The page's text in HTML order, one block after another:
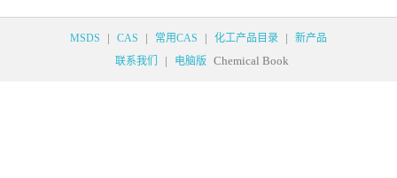
MSDS | CAS | 常用CAS | 化工产品目录 |
新产品
联系我们
| 电脑版 Chemical Book